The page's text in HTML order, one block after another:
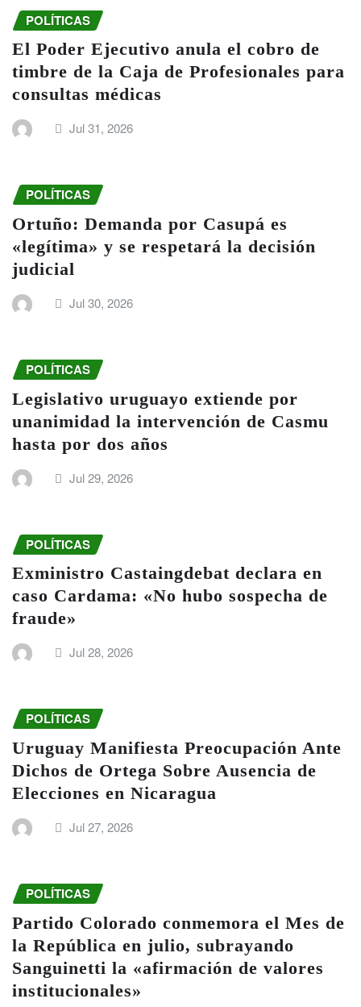
POLÍTICAS
El Poder Ejecutivo anula el cobro de
timbre de la Caja de Profesionales para
consultas médicas
Jul 31, 2026
POLÍTICAS
Ortuño: Demanda por Casupá es
«legítima» y se respetará la decisión
judicial
Jul 30, 2026
POLÍTICAS
Legislativo uruguayo extiende por
unanimidad la intervención de Casmu
hasta por dos años
Jul 29, 2026
POLÍTICAS
Exministro Castaingdebat declara en
caso Cardama: «No hubo sospecha de
fraude»
Jul 28, 2026
POLÍTICAS
Uruguay Manifiesta Preocupación Ante
Dichos de Ortega Sobre Ausencia de
Elecciones en Nicaragua
Jul 27, 2026
POLÍTICAS
Partido Colorado conmemora el Mes de
la República en julio, subrayando
Sanguinetti la «afirmación de valores
institucionales»